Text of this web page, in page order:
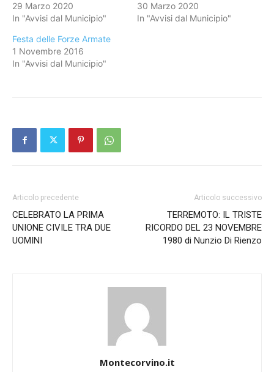
29 Marzo 2020
In "Avvisi dal Municipio"
30 Marzo 2020
In "Avvisi dal Municipio"
Festa delle Forze Armate
1 Novembre 2016
In "Avvisi dal Municipio"
Articolo precedente
CELEBRATO LA PRIMA
UNIONE CIVILE TRA DUE
UOMINI
Articolo successivo
TERREMOTO: IL TRISTE
RICORDO DEL 23 NOVEMBRE
1980 di Nunzio Di Rienzo
Montecorvino.it